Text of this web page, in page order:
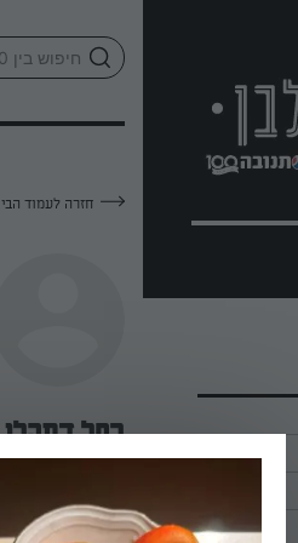
חזרה לעמוד
רחל דסקלו
—